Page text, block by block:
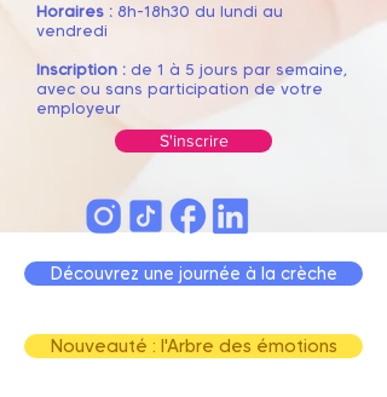
Horaires : 8h-18h30 du lundi au
vendredi
Inscription : de 1 à 5 jours par semaine,
avec ou sans participation de votre
employeur
S'inscrire
Découvrez une journée à la crèche
Nouveauté : l'Arbre des émotions